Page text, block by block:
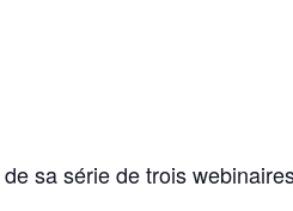
de sa série de trois